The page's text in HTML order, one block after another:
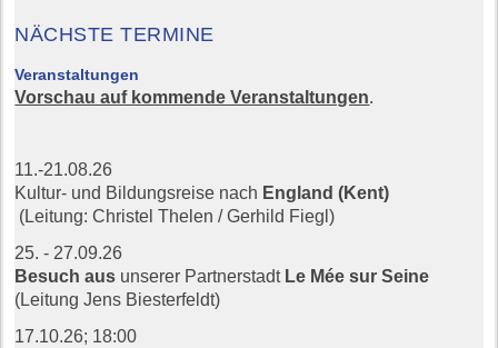
NÄCHSTE TERMINE
Veranstaltungen
Vorschau auf kommende Veranstaltungen.
11.-21.08.26
Kultur- und Bildungsreise nach England (Kent)
(Leitung: Christel Thelen / Gerhild Fiegl)
25. - 27.09.26
Besuch aus unserer Partnerstadt Le Mée sur Seine
(Leitung Jens Biesterfeldt)
17.10.26; 18:00